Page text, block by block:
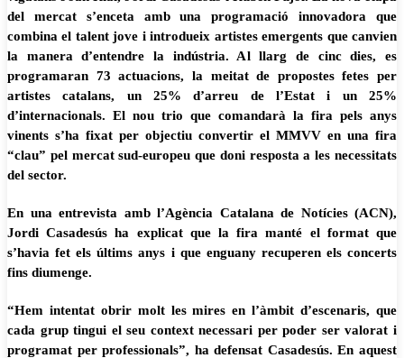
del mercat s’enceta amb una programació innovadora que
combina el talent jove i introdueix artistes emergents que canvien
la manera d’entendre la indústria. Al llarg de cinc dies, es
programaran 73 actuacions, la meitat de propostes fetes per
artistes catalans, un 25% d’arreu de l’Estat i un 25%
d’internacionals. El nou trio que comandarà la fira pels anys
vinents s’ha fixat per objectiu convertir el MMVV en una fira
“clau” pel mercat sud-europeu que doni resposta a les necessitats
del sector.
En una entrevista amb l’Agència Catalana de Notícies (ACN),
Jordi Casadesús ha explicat que la fira manté el format que
s’havia fet els últims anys i que enguany recuperen els concerts
fins diumenge.
“Hem intentat obrir molt les mires en l’àmbit d’escenaris, que
cada grup tingui el seu context necessari per poder ser valorat i
programat per professionals”, ha defensat Casadesús. En aquest